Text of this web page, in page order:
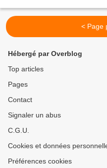
< Page
Hébergé par Overblog
Top articles
Pages
Contact
Signaler un abus
C.G.U.
Cookies et données
Préférences cookies